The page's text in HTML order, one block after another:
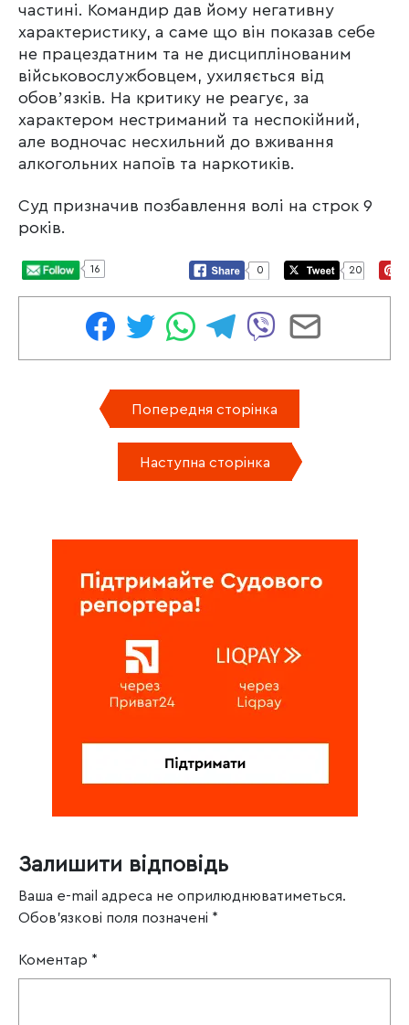
частині. Командир дав йому негативну
характеристику, а саме що він показав себе
не працездатним та не дисциплінованим
військовослужбовцем, ухиляється від
обовʼязків. На критику не реагує, за
характером нестриманий та неспокійний,
але водночас несхильний до вживання
алкогольних напоїв та наркотиків.
Суд призначив позбавлення волі на строк 9
років.
16 0 20
Попередня сторінка
Наступна сторінка
Залишити відповідь
Ваша e-mail адреса не оприлюднюватиметься.
Обов’язкові поля позначені *
Коментар *